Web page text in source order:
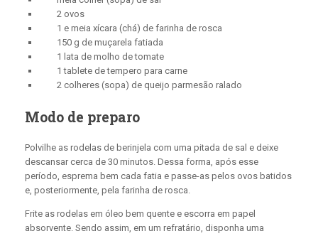
2 ovos
1 e meia xícara (chá) de farinha de rosca
150 g de muçarela fatiada
1 lata de molho de tomate
1 tablete de tempero para carne
2 colheres (sopa) de queijo parmesão ralado
Modo de preparo
Polvilhe as rodelas de berinjela com uma pitada de sal e deixe
descansar cerca de 30 minutos. Dessa forma, após esse
período, esprema bem cada fatia e passe-as pelos ovos batidos
e, posteriormente, pela farinha de rosca.
Frite as rodelas em óleo bem quente e escorra em papel
absorvente. Sendo assim, em um refratário, disponha uma